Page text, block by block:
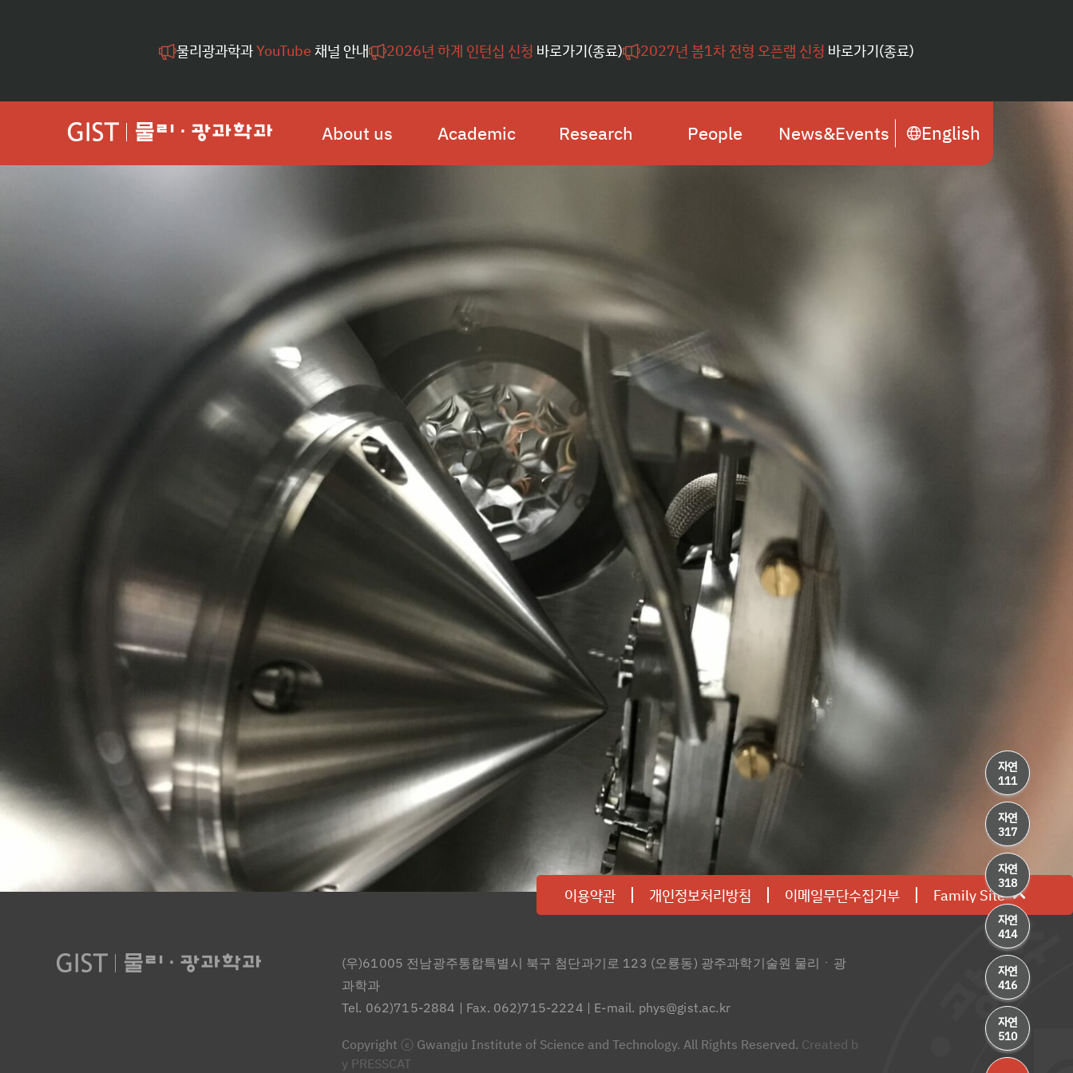
물리광과학과YouTube 채널 안내 2026년 하계 인턴십 신청 바로가기(종료) 2027년 봄1차 전형 오픈랩 신청 바로가기(종료)
About us Academic Research People News&Events English
자연
111
자연
317
자연
318
자연
414
자연
416
자연
510
이용약관 개인정보처리방침 이메일무단수집거부 Family Site
(우)61005 전남광주통합특별시 북구 첨단과기로 123 (오룡동) 광주과학기술원 물리ㆍ광
과학과
Tel. 062)715-2884 | Fax. 062)715-2224 | E-mail. phys@gist.ac.kr
Copyright ⓒ Gwangju Institute of Science and Technology. All Rights Reserved. Created b
y PRESSCAT